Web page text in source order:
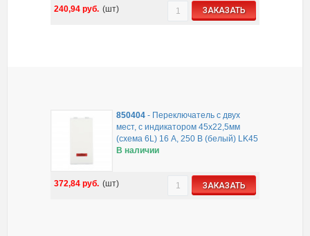
240,94 руб. (шт) ЗАКАЗАТЬ
850404- Переключатель с двух
мест, с индикатором 45х22,5мм
(схема 6L) 16 A, 250 B (белый) LK45
В наличии
372,84 руб. (шт) ЗАКАЗАТЬ